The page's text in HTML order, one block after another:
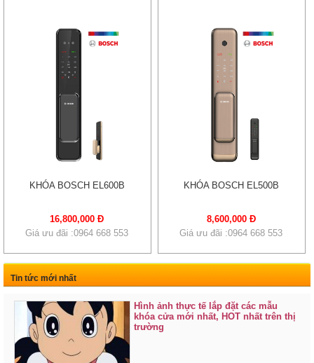
KHÓA BOSCH EL600B
16,800,000 Đ
Giá ưu đãi :0964 668 553
KHÓA BOSCH EL500B
8,600,000 Đ
Giá ưu đãi :0964 668 553
Tin tức mới nhất
Hình ảnh thực tế lắp đặt các mẫu
khóa cửa mới nhất, HOT nhất trên thị
trường